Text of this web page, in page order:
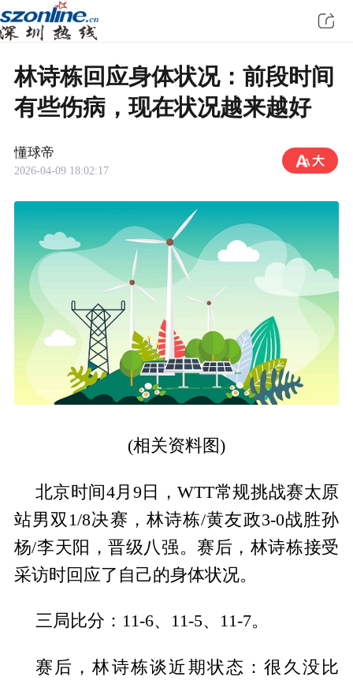
林诗栋回应身体状况：前段时间
有些伤病，现在状况越来越好
懂球帝
2026-04-09 18:02:17
(相关资料图)
北京时间4月9日，WTT常规挑战赛太原
站男双1/8决赛，林诗栋/黄友政3-0战胜孙
杨/李天阳，晋级八强。赛后，林诗栋接受
采访时回应了自己的身体状况。
三局比分：11-6、11-5、11-7。
赛后，林诗栋谈近期状态：很久没比